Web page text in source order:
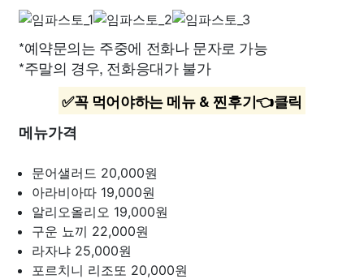
*예약문의는 주중에 전화나 문자로 가능
*주말의 경우, 전화응대가 불가
✅꼭 먹어야하는 메뉴 & 찐후기👈클릭
메뉴가격
문어샐러드 20,000원
아라비아따 19,000원
알리오올리오 19,000원
구운 뇨끼 22,000원
라자냐 25,000원
포르치니 리조또 20,000원